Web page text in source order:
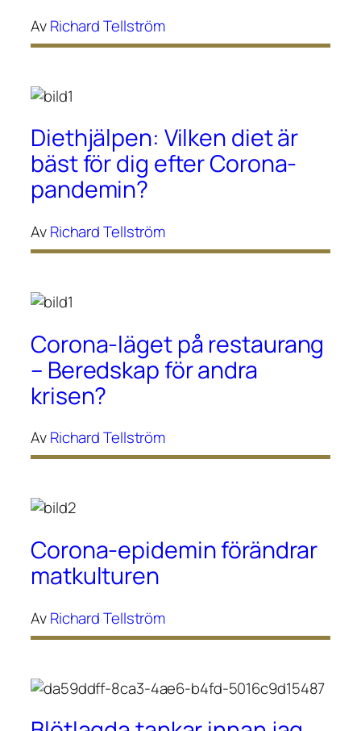
AvRichard Tellström
Diethjälpen: Vilken diet är
bäst för dig efter Corona-
pandemin?
AvRichard Tellström
Corona-läget på restaurang
– Beredskap för andra
krisen?
AvRichard Tellström
Corona-epidemin förändrar
matkulturen
AvRichard Tellström